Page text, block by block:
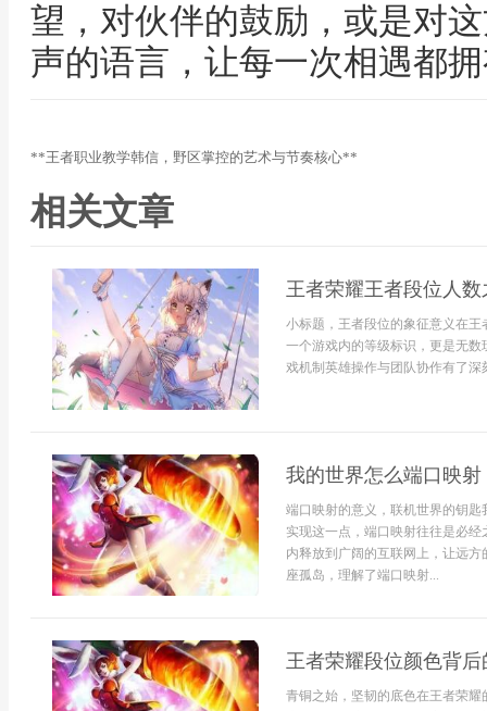
望，对伙伴的鼓励，或是对
声的语言，让每一次相遇都
**王者职业教学韩信，野区掌控的艺术与节奏核心**
相关文章
王者荣耀王者段位人
小标题，王者段位的象征意义在
一个游戏内的等级标识，更是无
戏机制英雄操作与团队协作有了
我的世界怎么端口映
端口映射的意义，联机世界的钥
实现这一点，端口映射往往是必
内释放到广阔的互联网上，让远
座孤岛，理解了端口映射...
王者荣耀段位颜色背
青铜之始，坚韧的底色在王者荣